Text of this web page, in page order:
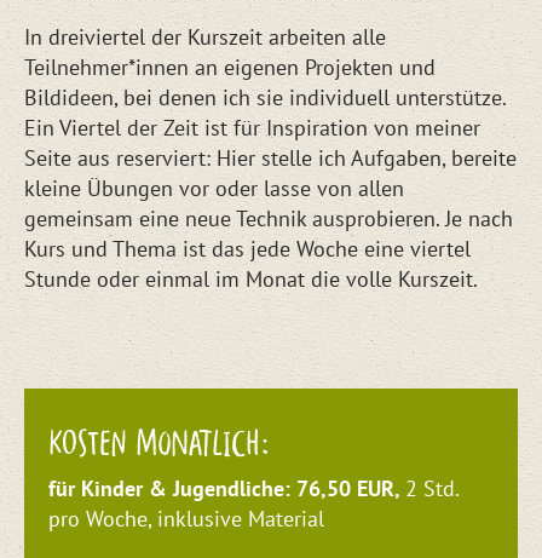
In dreiviertel der Kurszeit arbeiten alle
Teilnehmer*innen an eigenen Projekten und
Bildideen, bei denen ich sie individuell unterstütze.
Ein Viertel der Zeit ist für Inspiration von meiner
Seite aus reserviert: Hier stelle ich Aufgaben, bereite
kleine Übungen vor oder lasse von allen
gemeinsam eine neue Technik ausprobieren. Je nach
Kurs und Thema ist das jede Woche eine viertel
Stunde oder einmal im Monat die volle Kurszeit.
KOSTEN MONATLICH:
für Kinder & Jugendliche: 76,50 EUR, 2 Std.
pro Woche, inklusive Material